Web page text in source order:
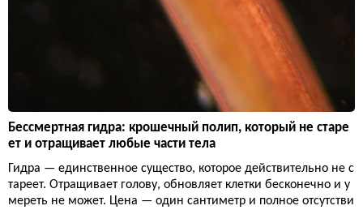
Бессмертная гидра: крошечный полип, который не старе
ет и отращивает любые части тела
Гидра — единственное существо, которое действительно не с
тареет. Отращивает голову, обновляет клетки бесконечно и у
мереть не может. Цена — один сантиметр и полное отсутстви